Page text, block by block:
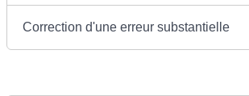
Correction d'une erreur substantielle